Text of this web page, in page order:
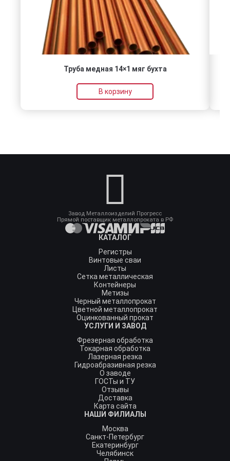
Труба медная 14×1 мяг бухта
В корзину
Завод Металлоизделий Прогресс
Прямой поставщик металлопроката в РФ
КАТАЛОГ
Регистры
Винтовые сваи
Листы
Сетка металлическая
Контейнеры
Метизы
Черный металлопрокат
Цветной металлопрокат
Оцинкованный прокат
УСЛУГИ И ЗАВОД
Фрезерная обработка
Токарная обработка
Лазерная резка
Гидроабразивная резка
О заводе
ГОСТы и ТУ
Отзывы
Доставка
Карта сайта
НАШИ ФИЛИАЛЫ
Москва
Санкт-Петербург
Екатеринбург
Челябинск